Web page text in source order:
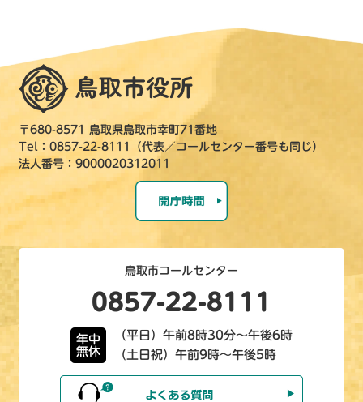
〒680-8571 鳥取県鳥取市幸町71番地
Tel：0857-22-8111（代表／コールセンター番号も同じ）
法人番号：9000020312011
鳥取市コールセンター
0857-22-8111
年中
無休
（平日）午前8時30分～午後6時
（土日祝）午前9時～午後5時